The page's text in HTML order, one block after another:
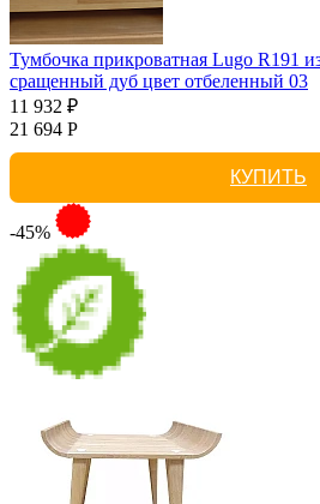
Тумбочка прикроватная Lugo R191
сращенный дуб цвет отбеленный 03
11 932 ₽
21 694 Р
КУПИТЬ
-45%